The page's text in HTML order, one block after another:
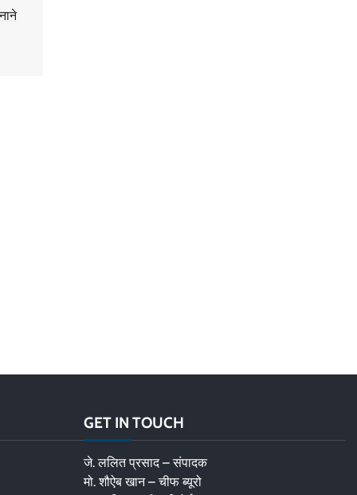
GET IN TOUCH
जे. ललित प्रसाद – संपादक
मो. शौऐब खान – चीफ ब्यूरो